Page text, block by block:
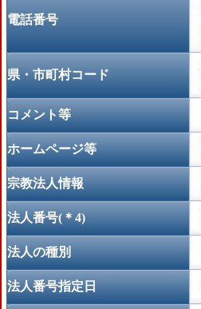
電話番号
県・市町村コード
コメント等
ホームページ等
宗教法人情報
法人番号(＊4)
法人の種別
法人番号指定日